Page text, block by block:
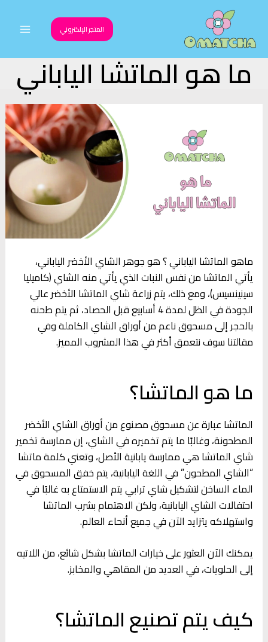
المحتوى
المتجر الإلكتروني
Main
ما هو الماتشا الياباني
ماهو الماتشا الياباني ؟ هو جوهر الشاي الأخضر الياباني،
يأتي الماتشا من نفس النبات الذي يأتي منه الشاي (كاميليا
سينينسيس)، ومع ذلك، يتم زراعة شاي الماتشا الأخضر عالي
الجودة في الظل لمدة 4 أسابيع قبل الحصاد، ثم يتم طحنه
بالحجر إلى مسحوق ناعم من أوراق الشاي الكاملة وفي
مقالتنا سوف نتعمق أكثر في هذا المشروب المميز.
ما هو الماتشا؟
الماتشا عبارة عن مسحوق مصنوع من أوراق الشاي الأخضر
المطحونة، وغالبًا ما يتم تخميره في الشاي، إن ممارسة تخمير
شاي الماتشا هي ممارسة يابانية الأصل، وتعني كلمة ماتشا
“الشاي المطحون” في اللغة اليابانية، يتم خفق المسحوق في
الماء الساخن لتشكيل شاي ترابي يتم الاستمتاع به غالبًا في
احتفالات الشاي اليابانية، ولكن الاهتمام بشرب الماتشا
واستهلاكه يتزايد الآن في جميع أنحاء العالم.
يمكنك الآن العثور على خيارات الماتشا بشكل شائع، من اللاتيه
إلى الحلويات، في العديد من المقاهي والمخابز.
كيف يتم تصنيع الماتشا؟